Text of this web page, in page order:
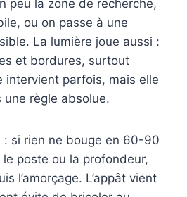
peu la zone de recherche,
ou on passe à une
La lumière joue aussi :
et bordures, surtout
intervient parfois, mais elle
règle absolue.
: si rien ne bouge en 60-90
poste ou la profondeur,
l’amorçage. L’appât vient